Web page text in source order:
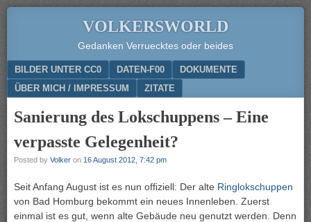
VOLKERSWORLD
Gedanken Verruecktes oder beides
Menu
SKIP TO CONTENT
BILDER UNTER CC0 DATEN-F00
DOKUMENTE
ÜBER MICH / IMPRESSUM
ZITATE
Sanierung des Lokschuppens – Eine
verpasste Gelegenheit?
Posted by Volker on 16 August 2012, 7:42 pm
Seit Anfang August ist es nun offiziell: Der alte Ringlokschuppen
von Bad Homburg bekommt ein neues Innenleben. Zuerst
einmal ist es gut, wenn alte Gebäude neu genutzt werden. Denn